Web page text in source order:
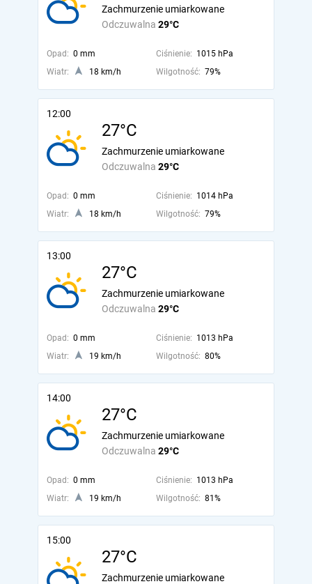
Odczuwalna 29°C
Zachmurzenie umiarkowane
Opad: 0 mm Ciśnienie: 1015 hPa
Wiatr:
18 km/h Wilgotność: 79%
12:00
27°C
Odczuwalna 29°C
Zachmurzenie umiarkowane
Opad: 0 mm Ciśnienie: 1014 hPa
Wiatr:
18 km/h Wilgotność: 79%
13:00
27°C
Odczuwalna 29°C
Zachmurzenie umiarkowane
Opad: 0 mm Ciśnienie: 1013 hPa
Wiatr:
19 km/h Wilgotność: 80%
14:00
27°C
Odczuwalna 29°C
Zachmurzenie umiarkowane
Opad: 0 mm Ciśnienie: 1013 hPa
Wiatr:
19 km/h Wilgotność: 81%
15:00
27°C
Zachmurzenie umiarkowane